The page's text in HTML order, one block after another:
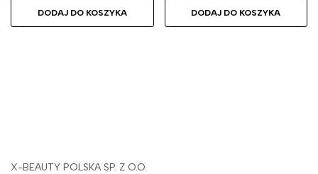
DODAJ DO KOSZYKA DODAJ DO KOSZYKA
X-BEAUTY POLSKA SP. Z O.O.